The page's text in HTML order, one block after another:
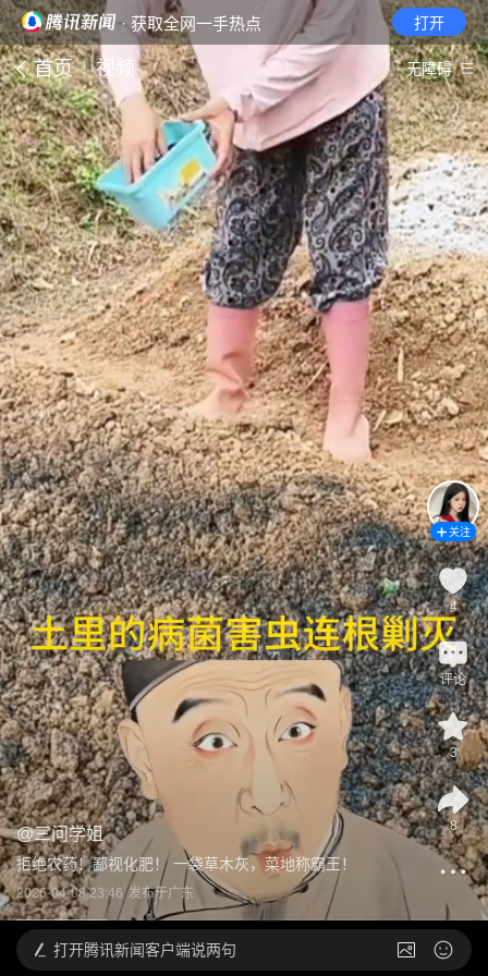
· 获取全网一手热点 打开
首页 视频 无障碍
@三问学姐
拒绝农药！鄙视化肥！ 一袋草木灰，菜地称霸王！
2026-04-08 23:46 发布于广东
关注
4
评论
3
8
打开腾讯新闻客户端说两句